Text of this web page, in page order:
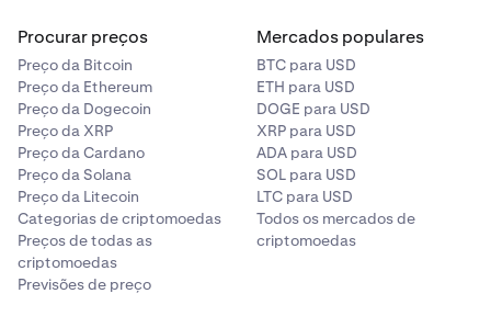
Procurar preços
Preço da Bitcoin
Preço da Ethereum
Preço da Dogecoin
Preço da XRP
Preço da Cardano
Preço da Solana
Preço da Litecoin
Categorias de criptomoedas
Preços de todas as
criptomoedas
Previsões de preço
Mercados populares
BTC para USD
ETH para USD
DOGE para USD
XRP para USD
ADA para USD
SOL para USD
LTC para USD
Todos os mercados de
criptomoedas